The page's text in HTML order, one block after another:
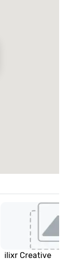
ilixr Creative